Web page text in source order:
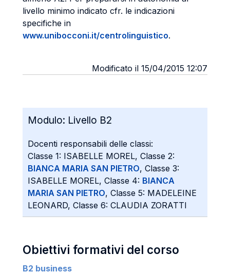
livello minimo indicato cfr. le indicazioni
specifiche in
www.unibocconi.it/centrolinguistico.
Modificato il 15/04/2015 12:07
Modulo: Livello B2
Docenti responsabili delle classi:
Classe 1: ISABELLE MOREL, Classe 2:
BIANCA MARIA SAN PIETRO, Classe 3:
ISABELLE MOREL, Classe 4: BIANCA
MARIA SAN PIETRO, Classe 5: MADELEINE
LEONARD, Classe 6: CLAUDIA ZORATTI
Obiettivi formativi del corso
B2 business